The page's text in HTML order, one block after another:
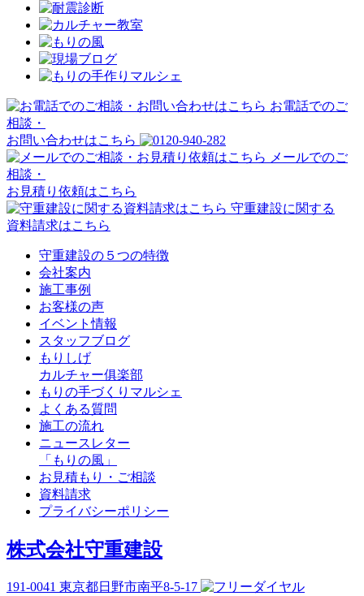
お電話でのご
相談・
お問い合わせはこちら
メールでのご
相談・
お見積り依頼はこちら
守重建設に関する
資料請求はこちら
守重建設の５つの特徴
会社案内
施工事例
お客様の声
イベント情報
スタッフブログ
もりしげ
カルチャー俱楽部
もりの手づくりマルシェ
よくある質問
施工の流れ
ニュースレター
「もりの風」
お見積もり・ご相談
資料請求
プライバシーポリシー
株式会社守重建設
191-0041 東京都日野市南平8-5-17